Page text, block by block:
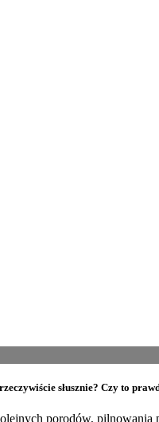
słusznie? Czy to
porodów,